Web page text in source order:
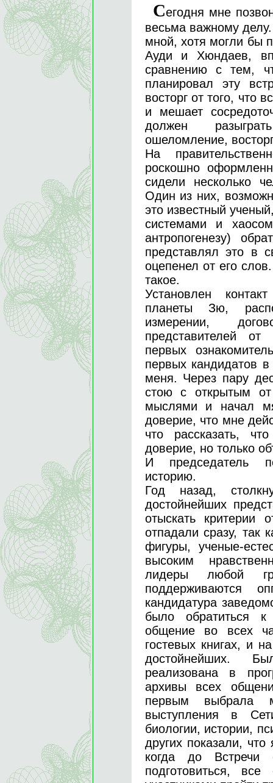
Сегодня мне
весьма важному
мной, хотя могли бы
Ауди и Хюндаев,
сравнению с тем,
планировал эту
восторг от того, что
и мешает
должен
ошеломление,
На
роскошно
сидели несколько
Один из них,
это известный
системами и
антропогенезу)
представлял это в
оцепенел от его
такое.
Установлен
планеты Зю,
измерении,
представителей
первых
первых кандидатов
меня. Через пару
стою с открытым
мыслями и начал
доверие, что мне
что рассказать,
доверие, но только
И председатель
историю.
Год назад,
достойнейших
отыскать критерии
отпадали сразу, так
фигуры, ученые-
высоким
лидеры любой
поддерживаются
кандидатура
было обратиться к
общение во всех
гостевых книгах, и
достойнейших.
реализована в
архивы всех
первым
выступления в
биологии, истории,
других показали,
когда до Встречи
подготовиться,